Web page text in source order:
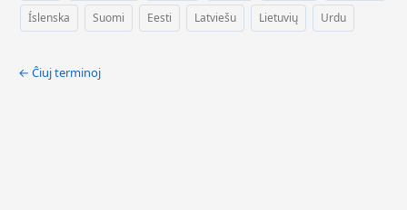
Íslenska
Suomi Eesti Latviešu Lietuvių Urdu
← Ĉiuj terminoj